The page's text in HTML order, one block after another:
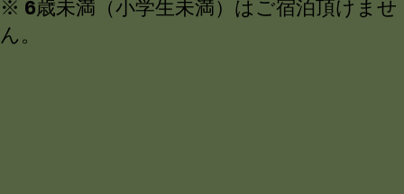
※ 6歳未満（小学生未満）はご宿泊頂けませ
ん。